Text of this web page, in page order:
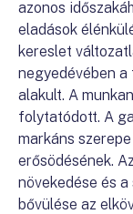
azonos
eladások
kereslet
negyedévében
alakult. A
folytatódott. A
markáns
erősödésének.
növekedése és
bővülése az